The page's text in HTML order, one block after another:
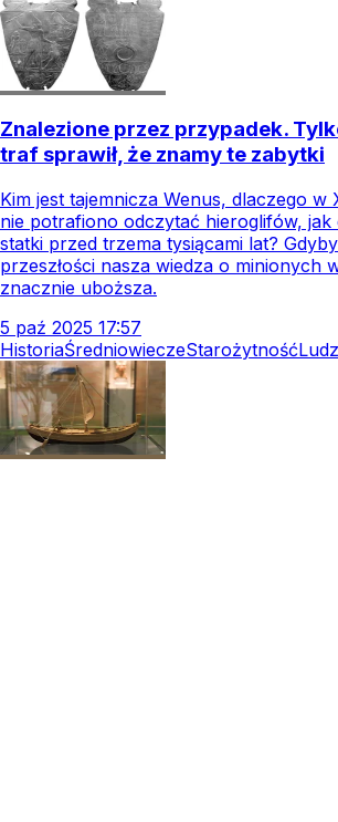
Znalezione przez przypadek.
traf sprawił, że znamy te zabytki
Kim jest tajemnicza Wenus, dlaczego w
nie potrafiono odczytać hieroglifów, jak
statki przed trzema tysiącami lat?
przeszłości nasza wiedza o minionych
znacznie uboższa.
5 paź 2025 17:57
HistoriaŚredniowieczeStarożytność